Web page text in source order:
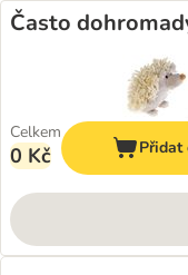
Často
Celkem
0 Kč Přidat